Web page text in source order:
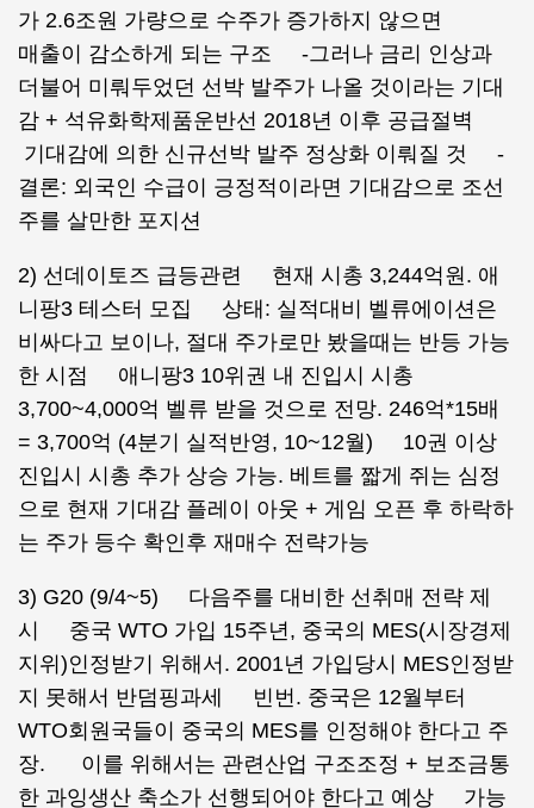
가 2.6조원 가량으로 수주가 증가하지 않으면
매출이 감소하게 되는 구조 -그러나 금리 인상과
더불어 미뤄두었던 선박 발주가 나올 것이라는 기대
감 + 석유화학제품운반선 2018년 이후 공급절벽
기대감에 의한 신규선박 발주 정상화 이뤄질 것 -
결론: 외국인 수급이 긍정적이라면 기대감으로 조선
주를 살만한 포지션
2) 선데이토즈 급등관련 현재 시총 3,244억원. 애
니팡3 테스터 모집 상태: 실적대비 벨류에이션은
비싸다고 보이나, 절대 주가로만 봤을때는 반등 가능
한 시점 애니팡3 10위권 내 진입시 시총
3,700~4,000억 벨류 받을 것으로 전망. 246억*15배
= 3,700억 (4분기 실적반영, 10~12월) 10권 이상
진입시 시총 추가 상승 가능. 베트를 짧게 쥐는 심정
으로 현재 기대감 플레이 아웃 + 게임 오픈 후 하락하
는 주가 등수 확인후 재매수 전략가능
3) G20 (9/4~5) 다음주를 대비한 선취매 전략 제
시 중국 WTO 가입 15주년, 중국의 MES(시장경제
지위)인정받기 위해서. 2001년 가입당시 MES인정받
지 못해서 반덤핑과세 빈번. 중국은 12월부터
WTO회원국들이 중국의 MES를 인정해야 한다고 주
장. 이를 위해서는 관련산업 구조조정 + 보조금통
한 과잉생산 축소가 선행되어야 한다고 예상 가능